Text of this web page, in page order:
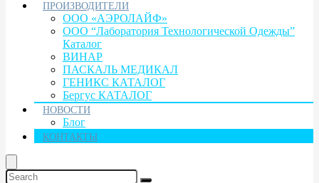
ПРОИЗВОДИТЕЛИ
ООО «АЭРОЛАЙФ»
ООО “Лаборатория Технологической Одежды”
Каталог
ВИНАР
ПАСКАЛЬ МЕДИКАЛ
ГЕНИКС КАТАЛОГ
Бергус КАТАЛОГ
НОВОСТИ
Блог
КОНТАКТЫ